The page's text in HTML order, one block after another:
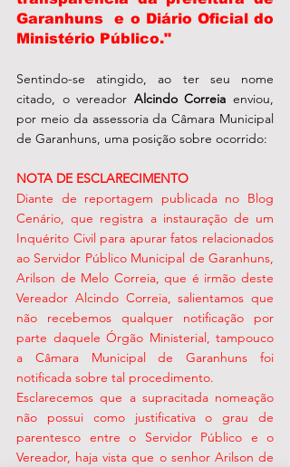
Garanhuns  e o Diário Oficial do
Ministério Público."
Sentindo-se atingido, ao ter seu nome
citado, o vereador Alcindo Correia enviou,
por meio da assessoria da Câmara Municipal
de Garanhuns, uma posição sobre ocorrido:
NOTA DE ESCLARECIMENTO
Diante de reportagem publicada no Blog
Cenário, que registra a instauração de um
Inquérito Civil para apurar fatos relacionados
ao Servidor Público Municipal de Garanhuns,
Arilson de Melo Correia, que é irmão deste
Vereador Alcindo Correia, salientamos que
não recebemos qualquer notificação por
parte daquele Órgão Ministerial, tampouco
a Câmara Municipal de Garanhuns foi
notificada sobre tal procedimento.
Esclarecemos que a supracitada nomeação
não possui como justificativa o grau de
parentesco entre o Servidor Público e o
Vereador, haja vista que o senhor Arilson de